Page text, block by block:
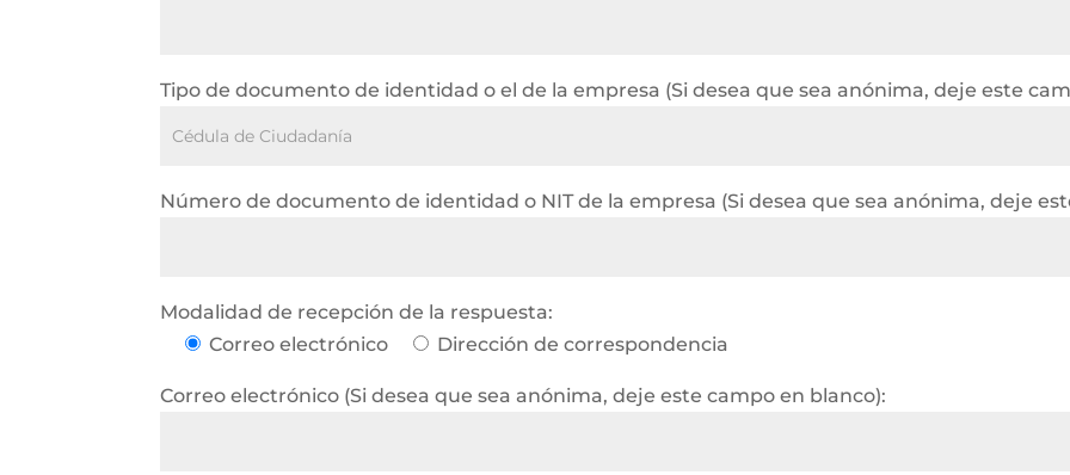
Tipo de documento de identidad o el de la empresa (Si desea que sea anónima, deje este
Número de documento de identidad o NIT de la empresa (Si desea que sea anónima, deje
Modalidad de recepción de la respuesta:
Correo electrónico
Dirección de correspondencia
Correo electrónico (Si desea que sea anónima, deje este campo en blanco):